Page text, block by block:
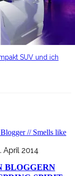
SUV und ich
April 2014
BLOGGERN